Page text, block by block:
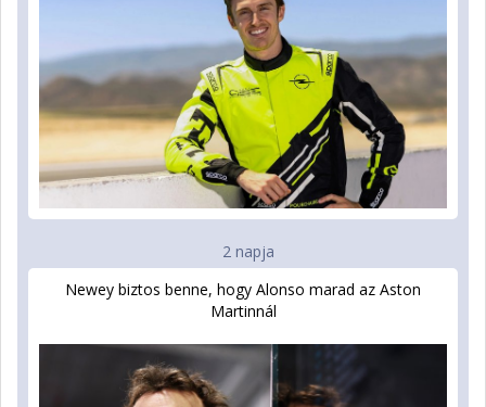
2 napja
Newey biztos benne, hogy Alonso marad az Aston
Martinnál